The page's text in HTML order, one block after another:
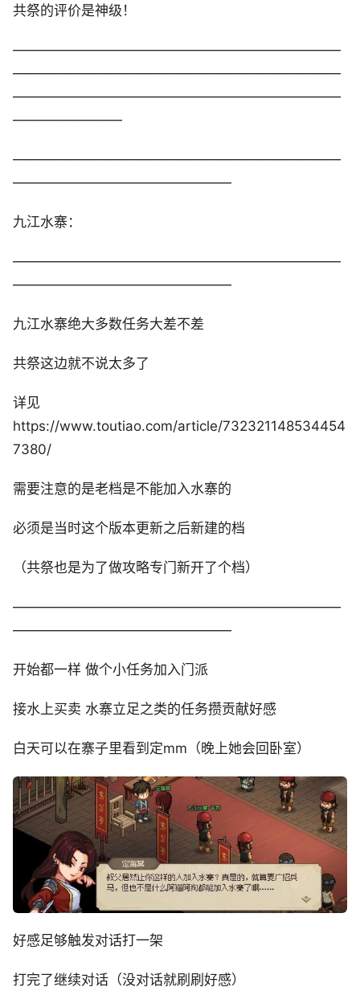
共祭的评价是神级！
————————————————————————
————————————————————————
————————————————————————
————————
————————————————————————
————————————————
九江水寨：
————————————————————————
————————————————
九江水寨绝大多数任务大差不差
共祭这边就不说太多了
详见
https://www.toutiao.com/article/732321148534454
7380/
需要注意的是老档是不能加入水寨的
必须是当时这个版本更新之后新建的档
（共祭也是为了做攻略专门新开了个档）
————————————————————————
————————————————
开始都一样 做个小任务加入门派
接水上买卖 水寨立足之类的任务攒贡献好感
白天可以在寨子里看到定mm（晚上她会回卧室）
好感足够触发对话打一架
打完了继续对话（没对话就刷刷好感）